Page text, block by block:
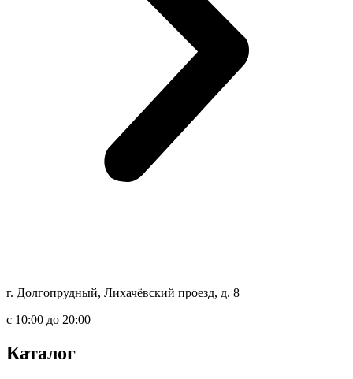
г. Долгопрудный, Лихачёвский проезд, д. 8
c 10:00 до 20:00
Каталог